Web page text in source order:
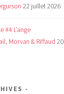
22 juillet 2026
#4 L’ange
Morvan & Riffaud 20